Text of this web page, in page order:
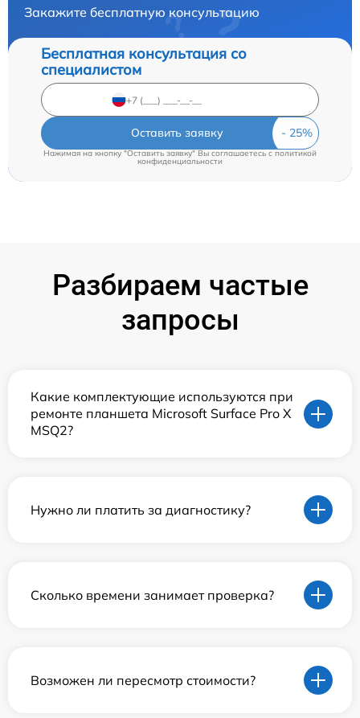
Закажите бесплатную консультацию
Бесплатная консультация со
специалистом
Оставить заявку
Нажимая на кнопку "Оставить заявку" Вы соглашаетесь c политикой
конфиденциальности
Разбираем частые
запросы
Какие комплектующие используются при
ремонте планшета Microsoft Surface Pro X
MSQ2?
Нужно ли платить за диагностику?
Сколько времени занимает проверка?
Возможен ли пересмотр стоимости?